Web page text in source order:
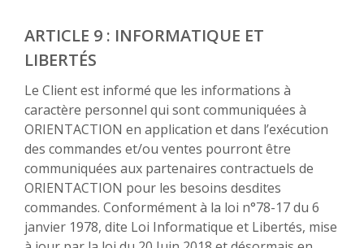
ARTICLE 9 : INFORMATIQUE ET
LIBERTÉS
Le Client est informé que les informations à
caractère personnel qui sont communiquées à
ORIENTACTION en application et dans l’exécution
des commandes et/ou ventes pourront être
communiquées aux partenaires contractuels de
ORIENTACTION pour les besoins desdites
commandes. Conformément à la loi n°78-17 du 6
janvier 1978, dite Loi Informatique et Libertés, mise